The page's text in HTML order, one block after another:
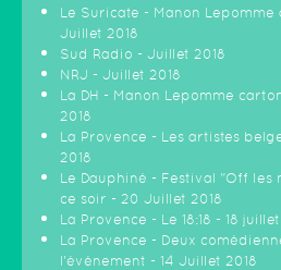
Le Suricate - Manon Lepomme
Juillet 2018
Sud Radio - Juillet 2018
NRJ - Juillet 2018
La DH - Manon Lepomme
2018
La Provence - Les artistes
2018
Le Dauphiné - Festival "Off les
ce soir - 20 Juillet 2018
La Provence - Le 18:18 - 18
La Provence - Deux
l'événement - 14 Juillet 2018